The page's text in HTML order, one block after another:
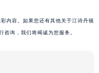
内容。如果您还有其他关于江诗丹顿
咨询，我们将竭诚为您服务。